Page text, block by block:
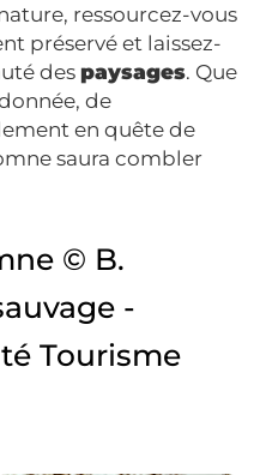
ressourcez-vous
préservé et laissez-
des paysages. Que
de
en quête de
saura combler